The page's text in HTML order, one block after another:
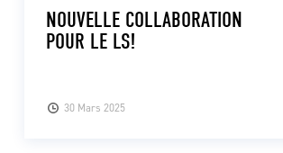
30 Mars 2025
NOUVELLE COLLABORATION
POUR LE LS!